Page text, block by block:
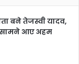
2 for 1
बने तेजस्वी यादव,
सामने आए अहम